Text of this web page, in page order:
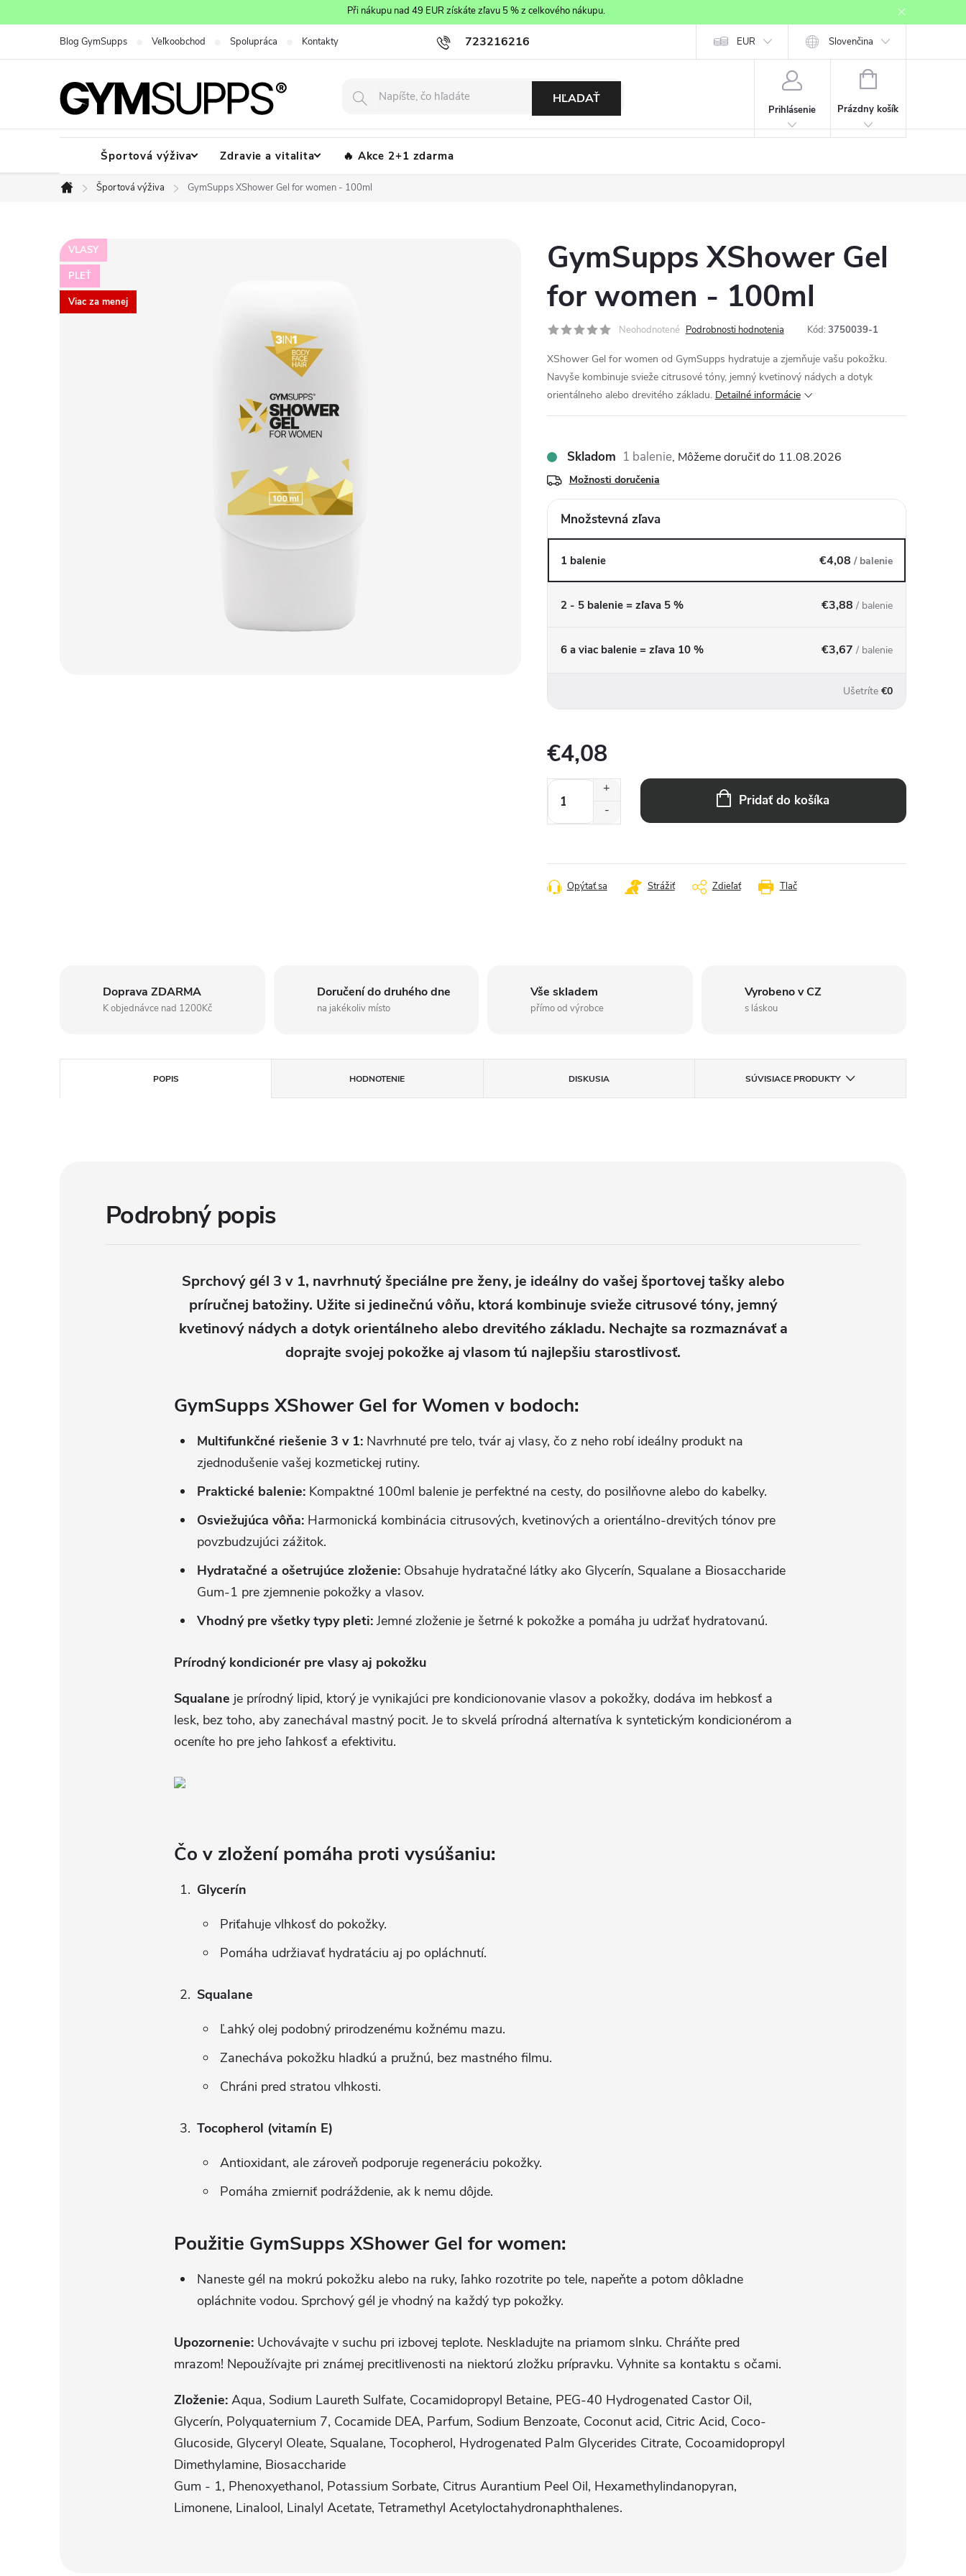
na
Při nákupu nad 49 EUR získáte zľavu 5 % z celkového nákupu.
723216216
Blog GymSupps Veľkoobchod Spolupráca Kontakty Obchodné podmienky Podmienky ochrany osobných údajov Mapa serveru Registrácia affiliate partnera Prihlásenie affiliate
EUR Slovenčina
HĽADAŤ
Prihlásenie
NÁKUPNÝ
Prázdny košík
Športová výživa Zdravie a vitalita Akce 2+1 zdarma
Domov
Športová výživa GymSupps XShower Gel for women - 100ml
VLASY
PLEŤ
Viac za menej
GymSupps XShower Gel
for women - 100ml
Neohodnotené Podrobnosti hodnotenia Kód: 3750039-1
XShower Gel for women od GymSupps hydratuje a zjemňuje vašu pokožku.
Navyše kombinuje svieže citrusové tóny, jemný kvetinový nádych a dotyk
orientálneho alebo drevitého základu. Detailné informácie
Skladom 1 balenie 11.08.2026
Možnosti doručenia
Množstevná zľava
1 balenie €4,08 / balenie
2 - 5 balenie = zľava 5 % €3,88 / balenie
6 a viac balenie = zľava 10 % €3,67 / balenie
Ušetríte €0
€4,08
Pridať do košíka
Tlač
Opýtať sa Strážiť Zdieľať
Doprava ZDARMA
K objednávce nad 1200Kč
Doručení do druhého dne
na jakékoliv místo
Vše skladem
přímo od výrobce
Vyrobeno v CZ
s láskou
POPIS HODNOTENIE DISKUSIA SÚVISIACE PRODUKTY
Podrobný popis
Sprchový gél 3 v 1, navrhnutý špeciálne pre ženy, je ideálny do vašej športovej tašky alebo
príručnej batožiny. Užite si jedinečnú vôňu, ktorá kombinuje svieže citrusové tóny, jemný
kvetinový nádych a dotyk orientálneho alebo drevitého základu. Nechajte sa rozmaznávať a
doprajte svojej pokožke aj vlasom tú najlepšiu starostlivosť.
GymSupps XShower Gel for Women v bodoch:
Multifunkčné riešenie 3 v 1: Navrhnuté pre telo, tvár aj vlasy, čo z neho robí ideálny produkt na
zjednodušenie vašej kozmetickej rutiny.
Praktické balenie: Kompaktné 100ml balenie je perfektné na cesty, do posilňovne alebo do kabelky.
Osviežujúca vôňa: Harmonická kombinácia citrusových, kvetinových a orientálno-drevitých tónov pre
povzbudzujúci zážitok.
Hydratačné a ošetrujúce zloženie: Obsahuje hydratačné látky ako Glycerín, Squalane a Biosaccharide
Gum-1 pre zjemnenie pokožky a vlasov.
Vhodný pre všetky typy pleti: Jemné zloženie je šetrné k pokožke a pomáha ju udržať hydratovanú.
Prírodný kondicionér pre vlasy aj pokožku
Squalane je prírodný lipid, ktorý je vynikajúci pre kondicionovanie vlasov a pokožky, dodáva im hebkosť a
lesk, bez toho, aby zanechával mastný pocit. Je to skvelá prírodná alternatíva k syntetickým kondicionérom a
oceníte ho pre jeho ľahkosť a efektivitu.
Čo v zložení pomáha proti vysúšaniu:
Glycerín
Priťahuje vlhkosť do pokožky.
Pomáha udržiavať hydratáciu aj po opláchnutí.
Squalane
Ľahký olej podobný prirodzenému kožnému mazu.
Zanecháva pokožku hladkú a pružnú, bez mastného filmu.
Chráni pred stratou vlhkosti.
Tocopherol (vitamín E)
Antioxidant, ale zároveň podporuje regeneráciu pokožky.
Pomáha zmierniť podráždenie, ak k nemu dôjde.
Použitie GymSupps XShower Gel for women:
Naneste gél na mokrú pokožku alebo na ruky, ľahko rozotrite po tele, napeňte a potom dôkladne
opláchnite vodou. Sprchový gél je vhodný na každý typ pokožky.
Upozornenie: Uchovávajte v suchu pri izbovej teplote. Neskladujte na priamom slnku. Chráňte pred
mrazom! Nepoužívajte pri známej precitlivenosti na niektorú zložku prípravku. Vyhnite sa kontaktu s očami.
Zloženie: Aqua, Sodium Laureth Sulfate, Cocamidopropyl Betaine, PEG-40 Hydrogenated Castor Oil,
Glycerín, Polyquaternium 7, Cocamide DEA, Parfum, Sodium Benzoate, Coconut acid, Citric Acid, Coco-
Glucoside, Glyceryl Oleate, Squalane, Tocopherol, Hydrogenated Palm Glycerides Citrate, Cocoamidopropyl
Dimethylamine, Biosaccharide
Gum - 1, Phenoxyethanol, Potassium Sorbate, Citrus Aurantium Peel Oil, Hexamethylindanopyran,
Limonene, Linalool, Linalyl Acetate, Tetramethyl Acetyloctahydronaphthalenes.